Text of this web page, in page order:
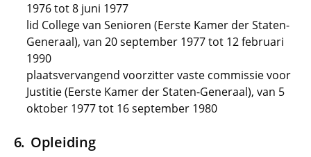
1976 tot 8 juni 1977
lid College van Senioren (Eerste Kamer der Staten-
Generaal), van 20 september 1977 tot 12 februari
1990
plaatsvervangend voorzitter vaste commissie voor
Justitie (Eerste Kamer der Staten-Generaal), van 5
oktober 1977 tot 16 september 1980
Opleiding